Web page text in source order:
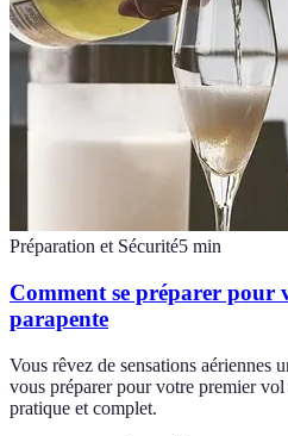
Préparation et Sécurité5 min
Comment se préparer pour
parapente
Vous rêvez de sensations aériennes
vous préparer pour votre premier
pratique et complet.